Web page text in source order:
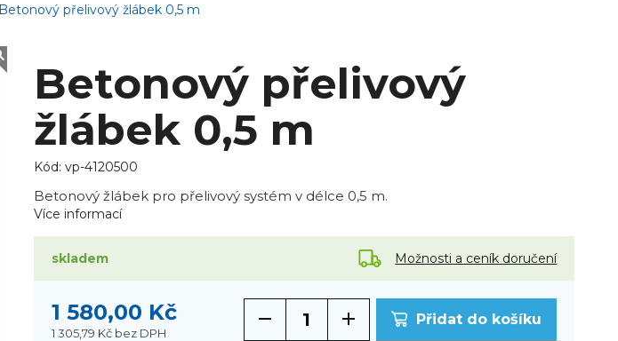
Betonový přelivový žlábek 0,5 m
Betonový přelivový
žlábek 0,5 m
Kód: vp-4120500
Betonový žlábek pro přelivový systém v délce 0,5 m.
Více informací
skladem Možnosti a ceník doručení
1 580,00 Kč
1 305,79 Kč bez DPH
Přidat do košíku